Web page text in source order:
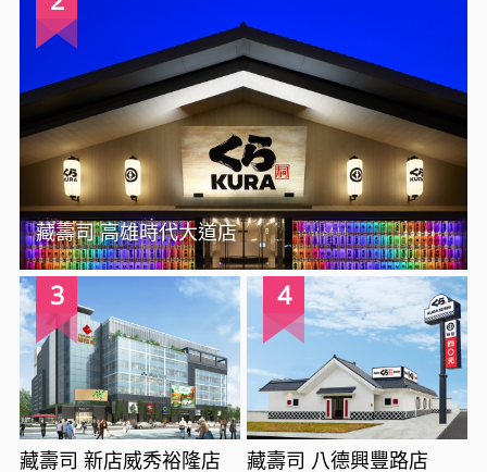
藏壽司 高雄時代大道店
3
藏壽司 新店威秀裕隆店
4
藏壽司 八德興豐路店